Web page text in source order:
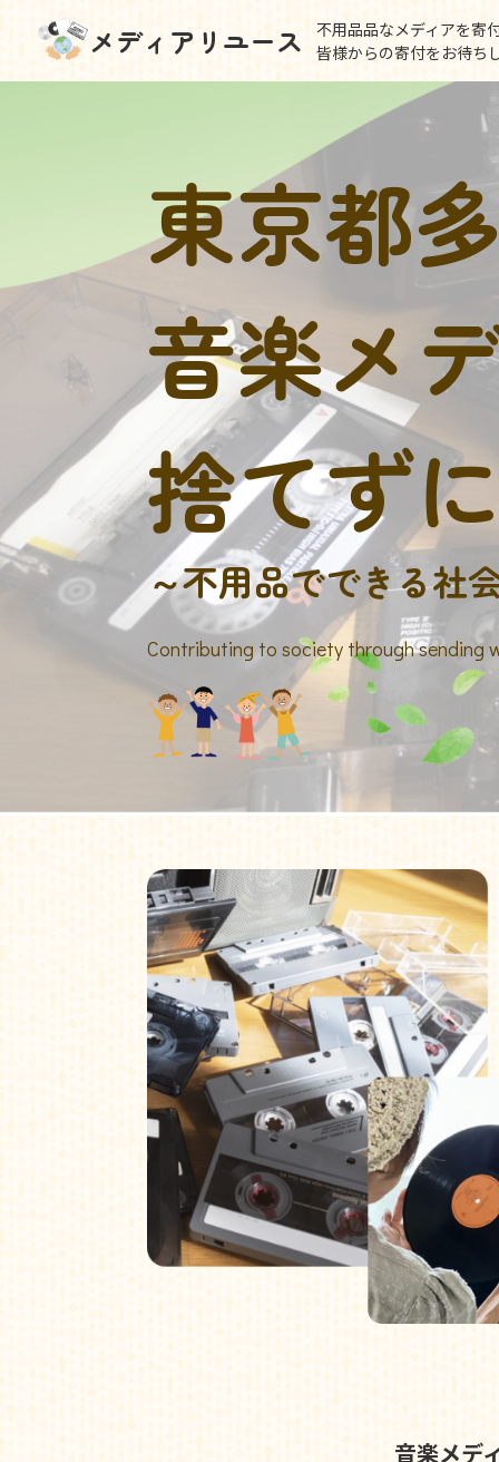
メディアリユース
不用品品なメディアを寄
皆様からの寄付をお待ち
東京都
音楽メ
捨てず
～不用品でできる社
Contributing to society through sending
音楽メデ